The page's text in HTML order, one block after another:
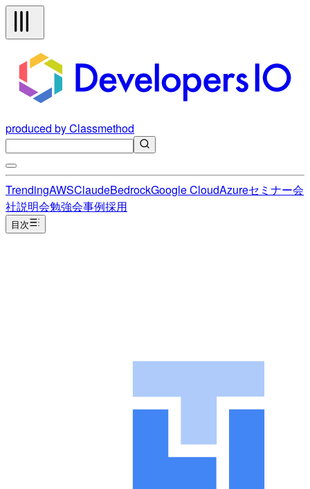
produced by Classmethod
TrendingAWSClaudeBedrockGoogle CloudAzureセミナー会
社説明会勉強会事例採用
目次